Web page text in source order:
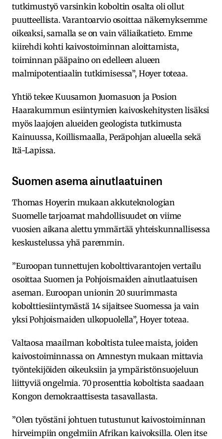
tutkimustyö varsinkin koboltin osalta oli ollut
puutteellista. Varantoarvio osoittaa näkemyksemme
oikeaksi, samalla se on vain väliaikatieto. Emme
kiirehdi kohti kaivostoiminnan aloittamista,
toiminnan pääpaino on edelleen alueen
malmipotentiaalin tutkimisessa”, Hoyer toteaa.
Yhtiö tekee Kuusamon Juomasuon ja Posion
Haarakummun esiintymien kaivoskehitysten lisäksi
myös laajojen alueiden geologista tutkimusta
Kainuussa, Koillismaalla, Peräpohjan alueella sekä
Itä-Lapissa.
Suomen asema ainutlaatuinen
Thomas Hoyerin mukaan akkuteknologian
Suomelle tarjoamat mahdollisuudet on viime
vuosien aikana alettu ymmärtää yhteiskunnallisessa
keskustelussa yhä paremmin.
”Euroopan tunnettujen kobolttivarantojen vertailu
osoittaa Suomen ja Pohjoismaiden ainutlaatuisen
aseman. Euroopan unionin 20 suurimmasta
kobolttiesiintymästä 14 sijaitsee Suomessa ja vain
yksi Pohjoismaiden ulkopuolella”, Hoyer toteaa.
Valtaosa maailman koboltista tulee maista, joiden
kaivostoiminnassa on Amnestyn mukaan mittavia
työntekijöiden oikeuksiin ja ympäristönsuojeluun
liittyviä ongelmia. 70 prosenttia koboltista saadaan
Kongon demokraattisesta tasavallasta.
”Olen työstäni johtuen tutustunut kaivostoiminnan
hirveimpiin ongelmiin Afrikan kaivoksilla. Olen itse